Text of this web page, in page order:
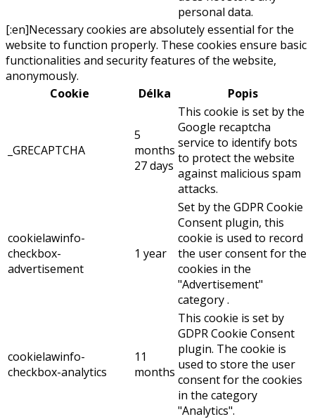
personal data.
[:en]Necessary cookies are absolutely essential for the
website to function properly. These cookies ensure basic
functionalities and security features of the website,
anonymously.
Cookie
Délka Popis
_GRECAPTCHA
5
months
27 days
This cookie is set by the
Google recaptcha
service to identify bots
to protect the website
against malicious spam
attacks.
cookielawinfo-
checkbox-
advertisement
1 year
Set by the GDPR Cookie
Consent plugin, this
cookie is used to record
the user consent for the
cookies in the
"Advertisement"
category .
cookielawinfo-
checkbox-analytics
11
months
This cookie is set by
GDPR Cookie Consent
plugin. The cookie is
used to store the user
consent for the cookies
in the category
"Analytics".